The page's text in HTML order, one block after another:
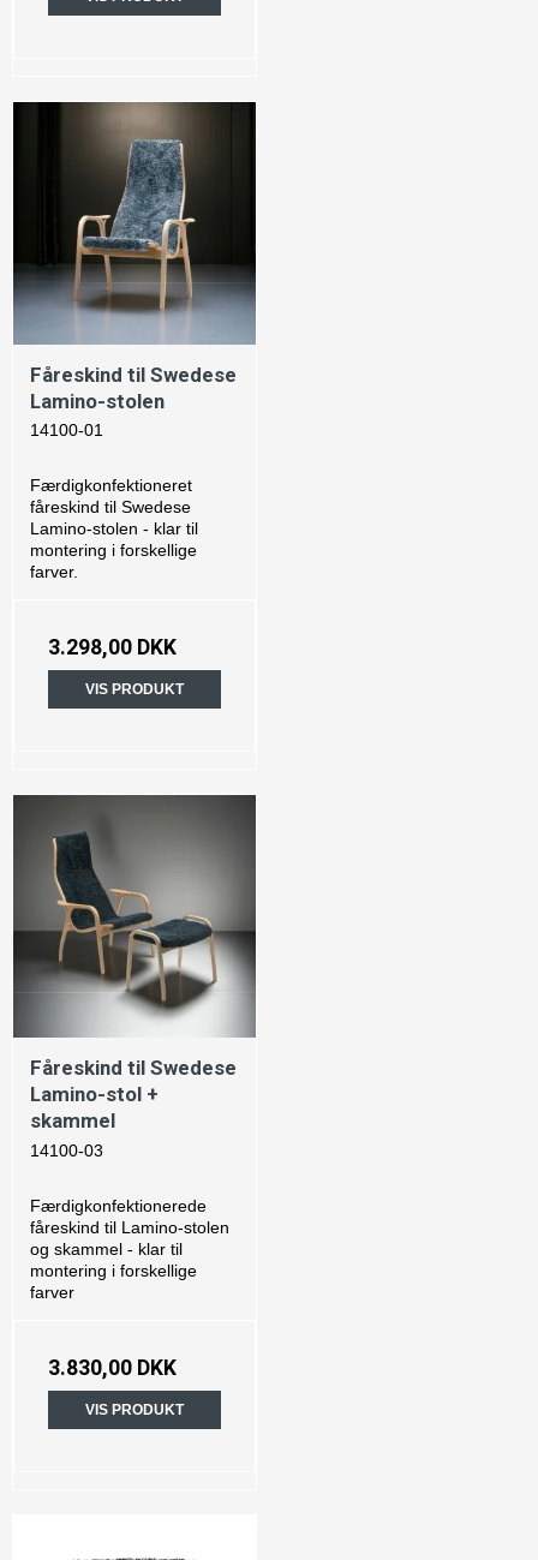
Fåreskind til Swedese
Lamino-stolen
14100-01
Færdigkonfektioneret
fåreskind til Swedese
Lamino-stolen - klar til
montering i forskellige
farver.
3.298,00 DKK
VIS PRODUKT
Fåreskind til Swedese
Lamino-stol +
skammel
14100-03
Færdigkonfektionerede
fåreskind til Lamino-stolen
og skammel - klar til
montering i forskellige
farver
3.830,00 DKK
VIS PRODUKT